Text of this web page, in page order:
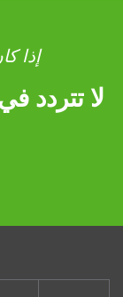
إذا
لا تتردد